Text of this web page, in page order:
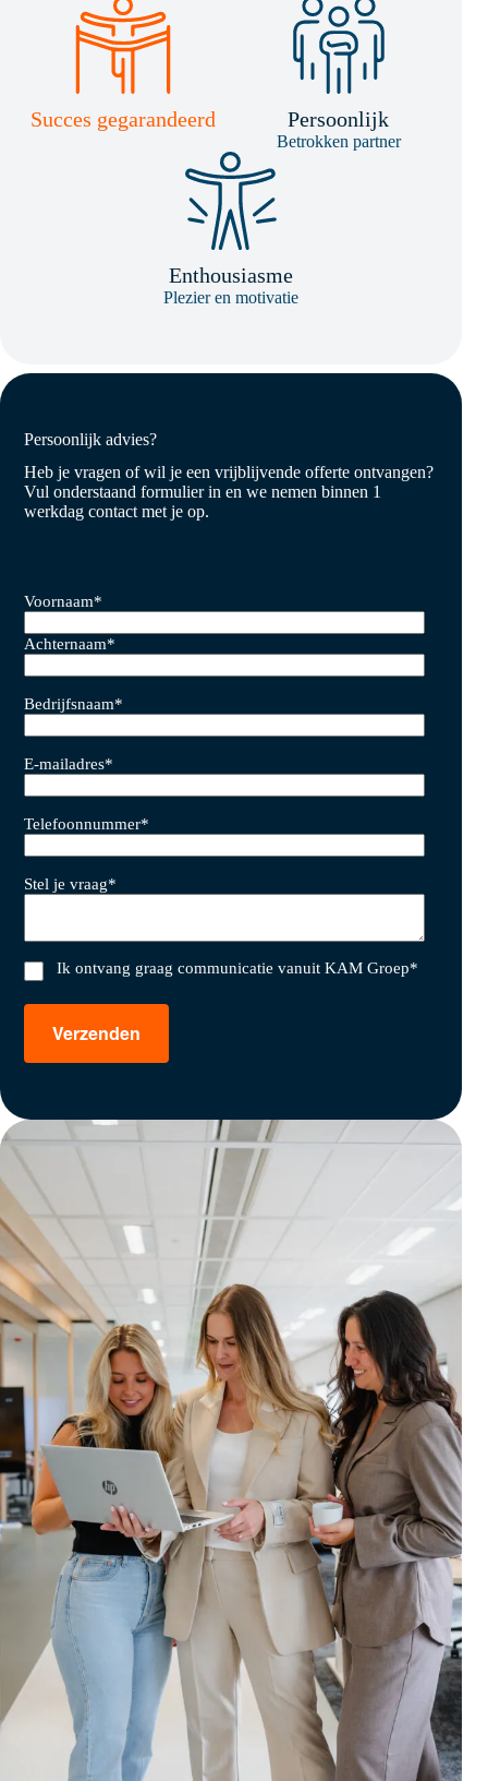
Succes gegarandeerd Persoonlijk
Betrokken partner
Enthousiasme
Plezier en motivatie
Persoonlijk advies?
Heb je vragen of wil je een vrijblijvende offerte ontvangen?
Vul onderstaand formulier in en we nemen binnen 1
werkdag contact met je op.
Voornaam*
Achternaam*
Bedrijfsnaam*
E-mailadres*
Telefoonnummer*
Stel je vraag*
Ik ontvang graag communicatie vanuit KAM Groep*